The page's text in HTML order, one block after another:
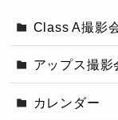
Class A撮影
アップス撮影
カレンダー